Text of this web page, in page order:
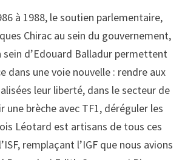
à 1988, le soutien parlementaire,
Chirac au sein du gouvernement,
sein d’Edouard Balladur permettent
dans une voie nouvelle : rendre aux
leur liberté, dans le secteur de
une brèche avec TF1, déréguler les
Léotard est artisans de tous ces
remplaçant l’IGF que nous avions